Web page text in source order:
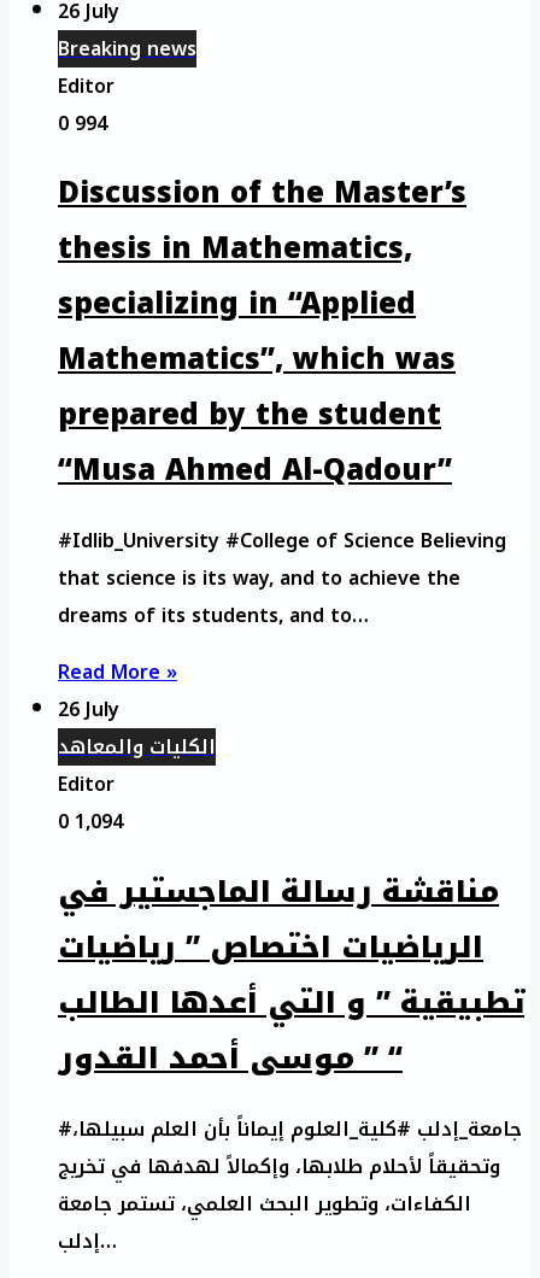
26 July
Breaking news
Editor
0994
Discussion of the Master’s
thesis in Mathematics,
specializing in “Applied
Mathematics”, which was
prepared by the student
“Musa Ahmed Al-Qadour”
#Idlib_University #College of Science Believing
that science is its way, and to achieve the
dreams of its students, and to…
Read More »
26 July
الكليات والمعاهد
Editor
01,094
مناقشة رسالة الماجستير في
الرياضيات اختصاص ” رياضيات
تطبيقية ” و التي أعدها الطالب
” موسى أحمد القدور “
#جامعة_إدلب #كلية_العلوم إيماناً بأن العلم سبيلها،
وتحقيقاً لأحلام طلابها، وإكمالاً لهدفها في تخريج
الكفاءات، وتطوير البحث العلمي، تستمر جامعة
إدلب…